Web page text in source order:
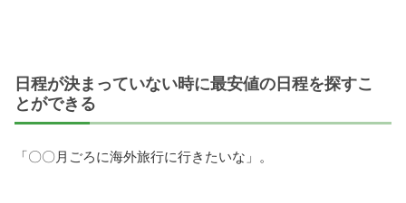
日程が決まっていない時に最安値の日程を探すこ
とができる
「〇〇月ごろに海外旅行に行きたいな」。